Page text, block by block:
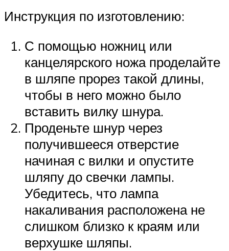
Инструкция по изготовлению:
С помощью ножниц или
канцелярского ножа проделайте
в шляпе прорез такой длины,
чтобы в него можно было
вставить вилку шнура.
Проденьте шнур через
получившееся отверстие
начиная с вилки и опустите
шляпу до свечки лампы.
Убедитесь, что лампа
накаливания расположена не
слишком близко к краям или
верхушке шляпы.